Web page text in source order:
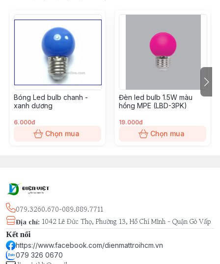
Instant Light: 0s
No Mercury
Recyclable
Góc chiếu: 270°
MPE Led Bulb size: Ø135mm x 238mm
Quy cách đóng gói: 1 cái/hộp, 8 cái/thùng
Kiểu dáng đẹp, nhiều chủng loại, dễ dàng lắp đặt cho
mọi công trình: nhà phố, căn hộ cao cấp, biệt thự, tòa
nhà, văn phòng, nhà xưởng, nhà máy, xưởng sản xuất,
nhà kho, nhà hàng, quán ăn, coffee, shop thời trang,
showroom,...
Bóng Led bulb chanh -
xanh dương
6.000đ
Chọn mua
Đèn led bulb 1.5W màu
hồng MPE (LBD-3PK)
19.000đ
Chọn mua
079.3260.670-089.889.7711
Địa chỉ: 1042 Lê Đức Thọ, Phường 13, Hồ Chí Minh - Quận Gò Vấp
Kết nối
https://www.facebook.com/dienmattroihcm.vn
079 326 0670